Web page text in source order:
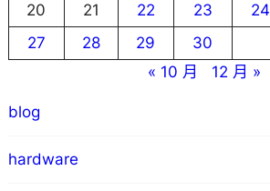
20
21 22 23 24
27
28 29
30
« 10 月
12 月 »
blog
hardware